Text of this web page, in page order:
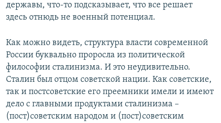
державы, что-то подсказывает, что все решает
здесь отнюдь не военный потенциал.
Как можно видеть, структура власти современной
России буквально проросла из политической
философии сталинизма. И это неудивительно.
Сталин был отцом советской нации. Как советские,
так и постсоветские его преемники имели и имеют
дело с главными продуктами сталинизма –
(пост)советским народом и (пост)советским